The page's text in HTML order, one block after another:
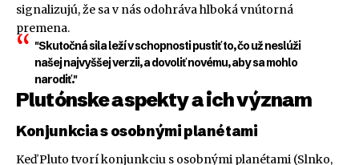
signalizujú, že sa v nás odohráva hlboká vnútorná
premena.
"Skutočná sila leží v schopnosti pustiť to, čo už neslúži
našej najvyššej verzii, a dovoliť novému, aby sa mohlo
narodiť."
Plutónske aspekty a ich význam
Konjunkcia s osobnými planétami
Keď Pluto tvorí konjunkciu s osobnými planétami (Slnko,